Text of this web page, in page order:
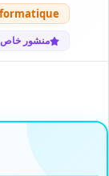
منشور خاص